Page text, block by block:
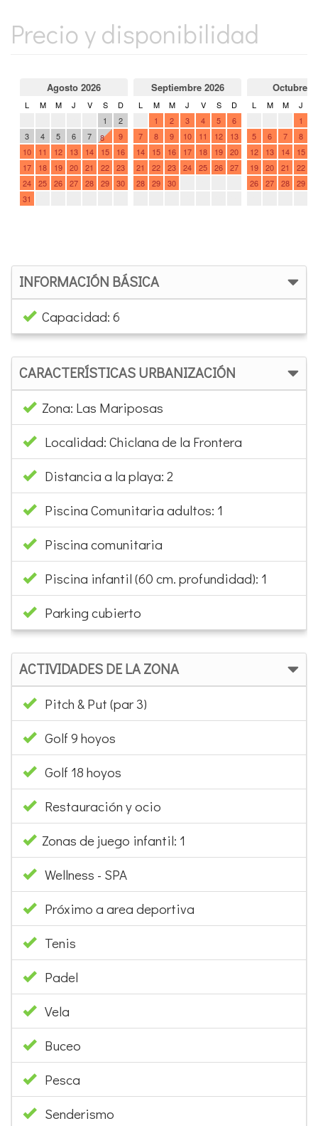
Precio y disponibilidad
INFORMACIÓN BÁSICA
Capacidad: 6
CARACTERÍSTICAS URBANIZACIÓN
Zona: Las Mariposas
Localidad: Chiclana de la Frontera
Distancia a la playa: 2
Piscina Comunitaria adultos: 1
Piscina comunitaria
Piscina infantil (60 cm. profundidad): 1
Parking cubierto
ACTIVIDADES DE LA ZONA
Pitch & Put (par 3)
Golf 9 hoyos
Golf 18 hoyos
Restauración y ocio
Zonas de juego infantil: 1
Wellness - SPA
Próximo a area deportiva
Tenis
Padel
Vela
Buceo
Pesca
Senderismo